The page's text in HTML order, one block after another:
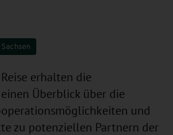
erhalten die
Überblick über die
und
zu potenziellen Partnern der